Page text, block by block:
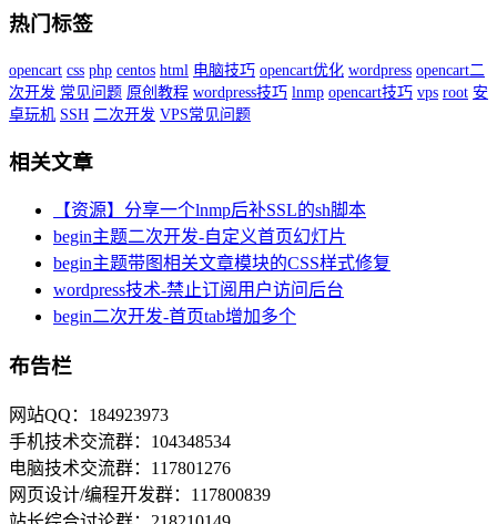
热门标签
opencart css php centos html 电脑技巧 opencart优化 wordpress opencart二
次开发 常见问题 原创教程 wordpress技巧 lnmp opencart技巧 vps root 安
卓玩机 SSH 二次开发 VPS常见问题
相关文章
【资源】分享一个lnmp后补SSL的sh脚本
begin主题二次开发-自定义首页幻灯片
begin主题带图相关文章模块的CSS样式修复
wordpress技术-禁止订阅用户访问后台
begin二次开发-首页tab增加多个
布告栏
网站QQ：184923973
手机技术交流群：104348534
电脑技术交流群：117801276
网页设计/编程开发群：117800839